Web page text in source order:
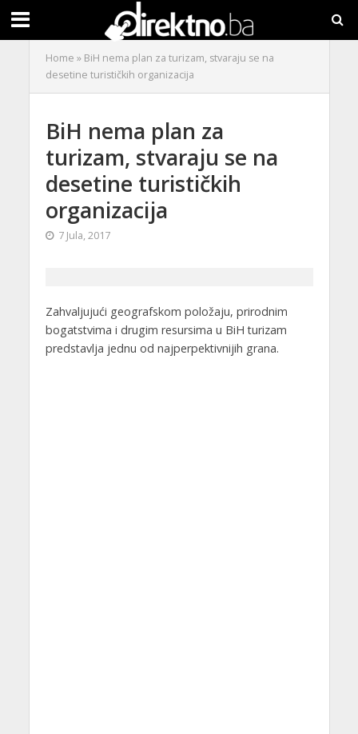
Home » BiH nema plan za turizam, stvaraju se na
desetine turističkih organizacija
BiH nema plan za
turizam, stvaraju se na
desetine turističkih
organizacija
7 Jula, 2017
Zahvaljujući geografskom položaju, prirodnim
bogatstvima i drugim resursima u BiH turizam
predstavlja jednu od najperpektivnijih grana.